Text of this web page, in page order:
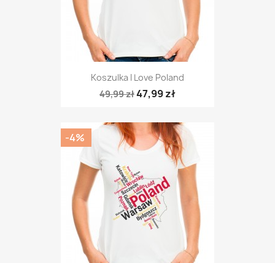
Koszulka I Love Poland
49,99 zł47,99 zł
-4%